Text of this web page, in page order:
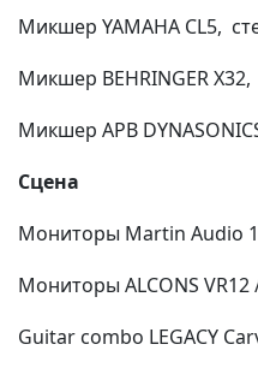
Микшер YAMAHA CL5,
Микшер BEHRINGER
Микшер APB
Сцена
Мониторы Martin Audio
Мониторы ALCONS VR12
Guitar combo LEGACY